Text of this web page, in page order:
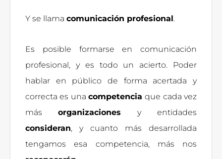
Y se llama comunicación profesional.
Es posible formarse en comunicación
profesional, y es todo un acierto. Poder
hablar en público de forma acertada y
correcta es una competenciaque cada vez
másorganizaciones y entidades
consideran, y cuanto más desarrollada
tengamos esa competencia, más nos